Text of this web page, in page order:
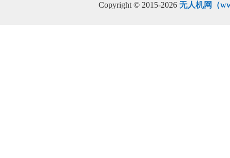
Copyright © 2015-2026 无人机网（